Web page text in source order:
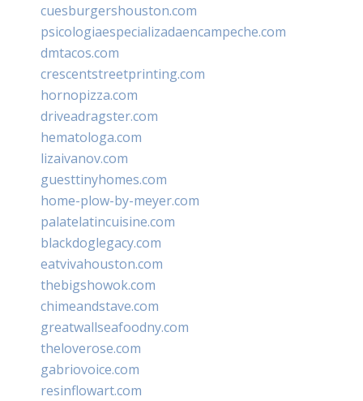
cuesburgershouston.com
psicologiaespecializadaencampeche.com
dmtacos.com
crescentstreetprinting.com
hornopizza.com
driveadragster.com
hematologa.com
lizaivanov.com
guesttinyhomes.com
home-plow-by-meyer.com
palatelatincuisine.com
blackdoglegacy.com
eatvivahouston.com
thebigshowok.com
chimeandstave.com
greatwallseafoodny.com
theloverose.com
gabriovoice.com
resinflowart.com